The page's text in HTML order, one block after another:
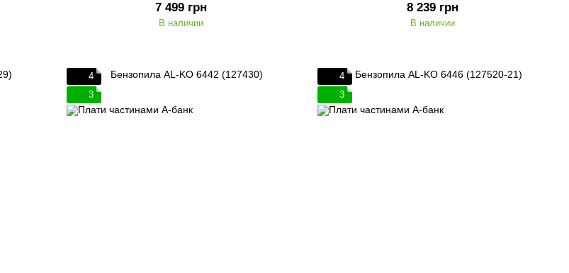
7 499 грн
В наличии
8 239 грн
В наличии
4
3
4
3